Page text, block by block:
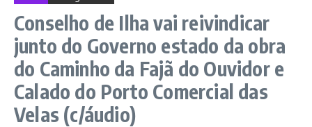
Conselho de Ilha vai reivindicar
junto do Governo estado da obra
do Caminho da Fajã do Ouvidor e
Calado do Porto Comercial das
Velas (c/áudio)